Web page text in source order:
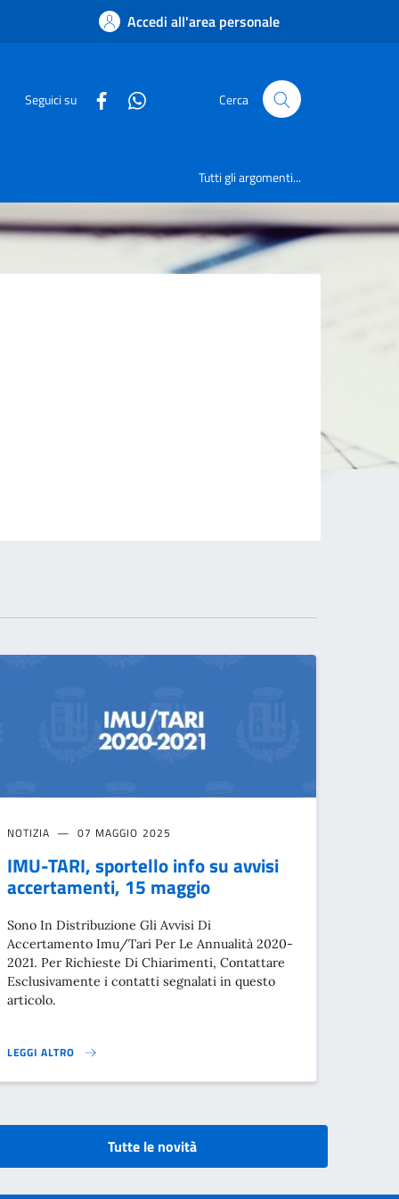
Accedi all'area personale
Seguici su Cerca
Tutti gli argomenti...
NOTIZIA 07 MAGGIO 2025
IMU-TARI, sportello info su avvisi
accertamenti, 15 maggio
Sono In Distribuzione Gli Avvisi Di
Accertamento Imu/Tari Per Le Annualità 2020-
2021. Per Richieste Di Chiarimenti, Contattare
Esclusivamente i contatti segnalati in questo
articolo.
LEGGI ALTRO
IMU-TARI, SPORTELLO INFO SU AVVISI ACCERTAMENTI, 15 MAGGIO}
Tutte le novità